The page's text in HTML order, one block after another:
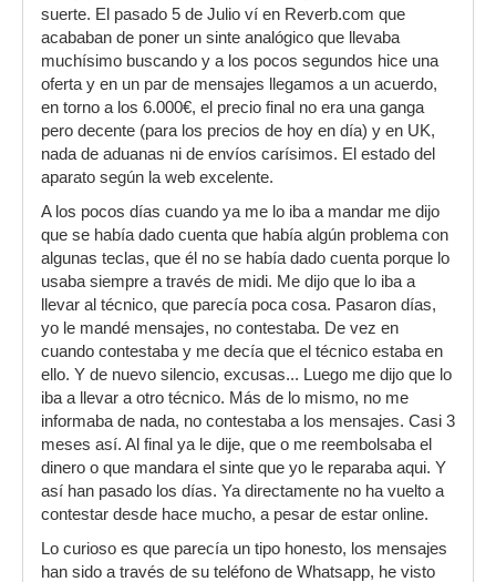
suerte. El pasado 5 de Julio ví en Reverb.com que
acababan de poner un sinte analógico que llevaba
muchísimo buscando y a los pocos segundos hice una
oferta y en un par de mensajes llegamos a un acuerdo,
en torno a los 6.000€, el precio final no era una ganga
pero decente (para los precios de hoy en día) y en UK,
nada de aduanas ni de envíos carísimos. El estado del
aparato según la web excelente.
A los pocos días cuando ya me lo iba a mandar me dijo
que se había dado cuenta que había algún problema con
algunas teclas, que él no se había dado cuenta porque lo
usaba siempre a través de midi. Me dijo que lo iba a
llevar al técnico, que parecía poca cosa. Pasaron días,
yo le mandé mensajes, no contestaba. De vez en
cuando contestaba y me decía que el técnico estaba en
ello. Y de nuevo silencio, excusas... Luego me dijo que lo
iba a llevar a otro técnico. Más de lo mismo, no me
informaba de nada, no contestaba a los mensajes. Casi 3
meses así. Al final ya le dije, que o me reembolsaba el
dinero o que mandara el sinte que yo le reparaba aqui. Y
así han pasado los días. Ya directamente no ha vuelto a
contestar desde hace mucho, a pesar de estar online.
Lo curioso es que parecía un tipo honesto, los mensajes
han sido a través de su teléfono de Whatsapp, he visto